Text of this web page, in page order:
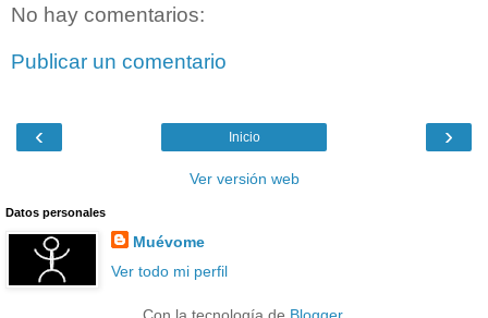
No hay comentarios:
Publicar un comentario
‹ ›
Inicio
Ver versión web
Datos personales
Muévome
Ver todo mi perfil